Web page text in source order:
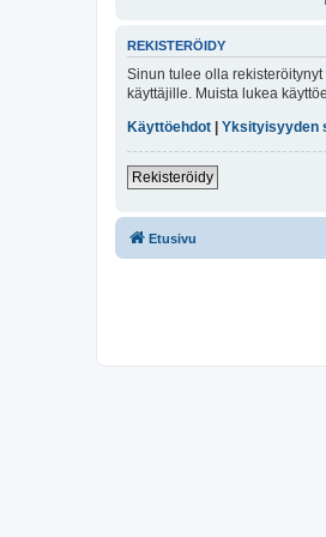
REKISTERÖIDY
Sinun tulee olla
käyttäjille. Muista lukea
Käyttöehdot | Yksityisyyden
Rekisteröidy
Etusivu